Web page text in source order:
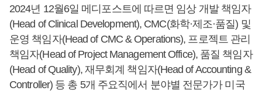
2024년 12월6일 메디포스트에 따르면 임상 개발 책임자
(Head of Clinical Development), CMC(화학·제조·품질) 및
운영 책임자(Head of CMC & Operations), 프로젝트 관리
책임자(Head of Project Management Office), 품질 책임자
(Head of Quality), 재무회계 책임자(Head of Accounting &
Controller) 등 총 5개 주요직에서 분야별 전문가가 미국